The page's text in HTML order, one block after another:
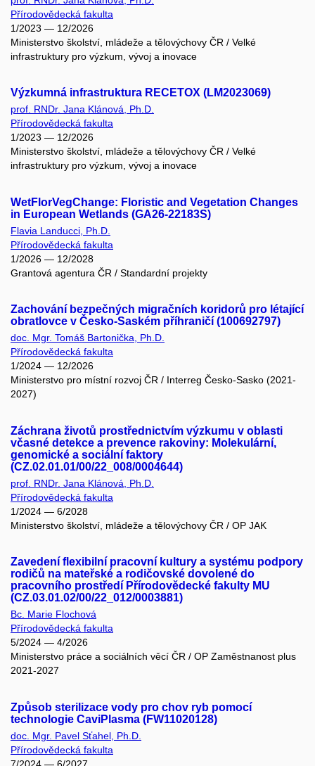
Přírodovědecká fakulta
1/2023 — 12/2026
Ministerstvo školství, mládeže a tělovýchovy ČR / Velké
infrastruktury pro výzkum, vývoj a inovace
Výzkumná infrastruktura RECETOX (LM2023069)
prof. RNDr. Jana Klánová, Ph.D.
Přírodovědecká fakulta
1/2023 — 12/2026
Ministerstvo školství, mládeže a tělovýchovy ČR / Velké
infrastruktury pro výzkum, vývoj a inovace
WetFlorVegChange: Floristic and Vegetation Changes
in European Wetlands (GA26-22183S)
Flavia Landucci, Ph.D.
Přírodovědecká fakulta
1/2026 — 12/2028
Grantová agentura ČR / Standardní projekty
Zachování bezpečných migračních koridorů pro létající
obratlovce v Česko-Saském příhraničí (100692797)
doc. Mgr. Tomáš Bartonička, Ph.D.
Přírodovědecká fakulta
1/2024 — 12/2026
Ministerstvo pro místní rozvoj ČR / Interreg Česko-Sasko (2021-
2027)
Záchrana životů prostřednictvím výzkumu v oblasti
včasné detekce a prevence rakoviny: Molekulární,
genomické a sociální faktory
(CZ.02.01.01/00/22_008/0004644)
prof. RNDr. Jana Klánová, Ph.D.
Přírodovědecká fakulta
1/2024 — 6/2028
Ministerstvo školství, mládeže a tělovýchovy ČR / OP JAK
Zavedení flexibilní pracovní kultury a systému podpory
rodičů na mateřské a rodičovské dovolené do
pracovního prostředí Přírodovědecké fakulty MU
(CZ.03.01.02/00/22_012/0003881)
Bc. Marie Flochová
Přírodovědecká fakulta
5/2024 — 4/2026
Ministerstvo práce a sociálních věcí ČR / OP Zaměstnanost plus
2021-2027
Způsob sterilizace vody pro chov ryb pomocí
technologie CaviPlasma (FW11020128)
doc. Mgr. Pavel Sťahel, Ph.D.
Přírodovědecká fakulta